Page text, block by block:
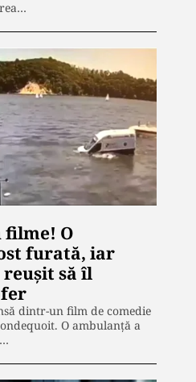
O
furată, iar
să îl
dintr-un film de comedie
O ambulanță a